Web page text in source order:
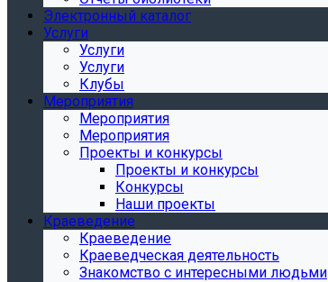
Электронный каталог
Услуги
Услуги
Услуги
Клубы
Мероприятия
Мероприятия
Мероприятия
Проекты и конкурсы
Проекты и конкурсы
Конкурсы
Наши проекты
Краеведение
Краеведение
Краеведческая деятельность
Знакомство с интересными людьми